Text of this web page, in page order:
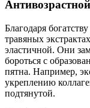
Благодаря
травяных
эластичной. Они
бороться с
пятна. Например,
укреплению
подтянутой.